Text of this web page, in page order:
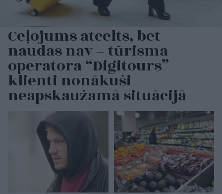
Ceļojums atcelts, bet
naudas nav – tūrisma
operatora “Digitours”
klienti nonākuši
neapskaužamā situācijā